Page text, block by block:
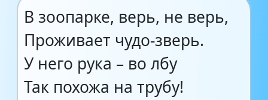
В зоопарке, верь, не верь,
Проживает чудо-зверь.
У него рука – во лбу
Так похожа на трубу!